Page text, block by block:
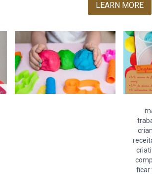
LEARN MORE
ficar